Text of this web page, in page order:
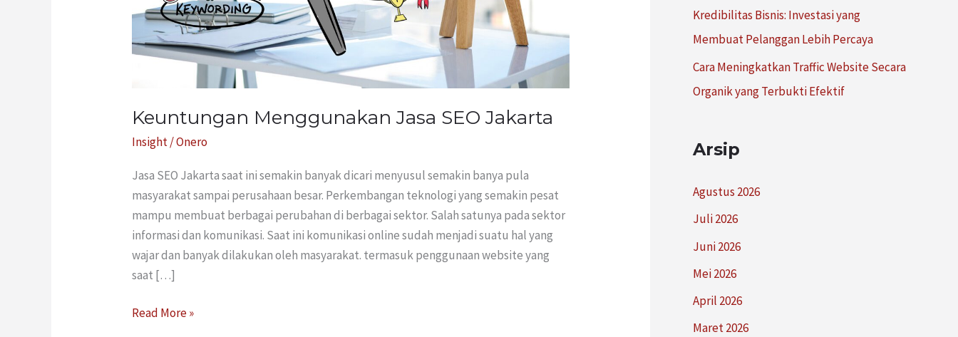
Keuntungan Menggunakan Jasa SEO Jakarta
Insight/Onero
Jasa SEO Jakarta saat ini semakin banyak dicari menyusul semakin banya pula
masyarakat sampai perusahaan besar. Perkembangan teknologi yang semakin pesat
mampu membuat berbagai perubahan di berbagai sektor. Salah satunya pada sektor
informasi dan komunikasi. Saat ini komunikasi online sudah menjadi suatu hal yang
wajar dan banyak dilakukan oleh masyarakat. termasuk penggunaan website yang
saat […]
Read More »
Kredibilitas Bisnis: Investasi yang
Membuat Pelanggan Lebih Percaya
Cara Meningkatkan Traffic Website Secara
Organik yang Terbukti Efektif
Arsip
Agustus 2026
Juli 2026
Juni 2026
Mei 2026
April 2026
Maret 2026